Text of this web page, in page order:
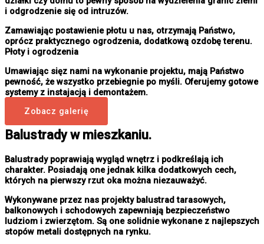
i odgrodzenie się od intruzów.
Zamawiając postawienie płotu u nas, otrzymają Państwo,
oprócz praktycznego ogrodzenia, dodatkową ozdobę terenu.
Płoty i ogrodzenia
Umawiając sięz nami na wykonanie projektu, mają Państwo
pewność, że wszystko przebiegnie po myśli. Oferujemy gotowe
systemy z instajacją i demontażem.
Zobacz galerię
Balustrady w mieszkaniu.
Balustrady poprawiają wygląd wnętrz i podkreślają ich
charakter. Posiadają one jednak kilka dodatkowych cech,
których na pierwszy rzut oka można niezauważyć.
Wykonywane przez nas projekty balustrad tarasowych,
balkonowych i schodowych zapewniają bezpieczeństwo
ludziom i zwierzętom. Są one solidnie wykonane z najlepszych
stopów metali dostępnych na rynku.